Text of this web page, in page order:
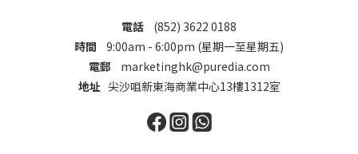
電話
(852) 3622 0188
時間 9:00am - 6:00pm (星期一至星期五)
電郵
marketinghk@puredia.com
地址 尖沙咀新東海商業中心13樓1312室